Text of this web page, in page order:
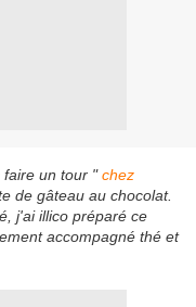
faire un tour "chez
de gâteau au chocolat.
j'ai illico préparé ce
accompagné thé et